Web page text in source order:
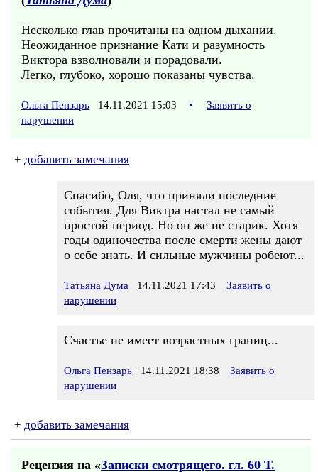
Несколько глав прочитаны на одном дыхании.
Неожиданное признание Кати и разумность
Виктора взволновали и порадовали.
Легко, глубоко, хорошо показаны чувства.
Ольга Пензарь 14.11.2021 15:03 •
Заявить о
нарушении
+ добавить замечания
Спасибо, Оля, что приняли последние
события. Для Виктра настал не самый
простой период. Но он же не старик. Хотя
годы одиночества после смерти жены дают
о себе знать. И сильные мужчины робеют...
Татьяна Дума 14.11.2021 17:43
Заявить о
нарушении
Счастье не имеет возрастных границ...
Ольга Пензарь 14.11.2021 18:38
Заявить о
нарушении
+ добавить замечания
Рецензия на «Записки смотрящего. гл. 60 Т.